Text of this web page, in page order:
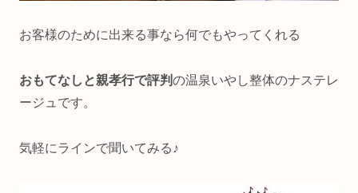
お客様のために出来る事なら何でもやってくれる
おもてなしと親孝行で評判の温泉いやし整体のナステレ
ージュです。
気軽にラインで聞いてみる♪